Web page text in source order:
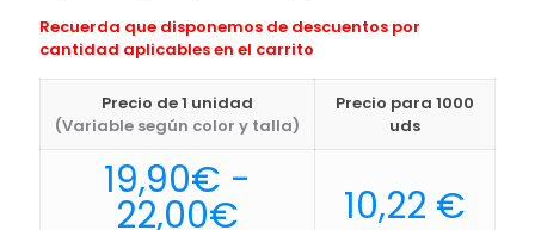
Recuerda que disponemos de descuentos por
cantidad aplicables en el carrito
Precio de 1 unidad
(Variable según color y talla)
Precio para 1000
uds
19,90€ -
22,00€ Rango10,22 €